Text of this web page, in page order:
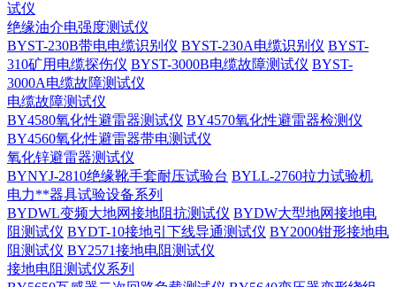
试仪
绝缘油介电强度测试仪
BYST-230B带电电缆识别仪 BYST-230A电缆识别仪 BYST-
310矿用电缆探伤仪 BYST-3000B电缆故障测试仪 BYST-
3000A电缆故障测试仪
电缆故障测试仪
BY4580氧化性避雷器测试仪 BY4570氧化性避雷器检测仪
BY4560氧化性避雷器带电测试仪
氧化锌避雷器测试仪
BYNYJ-2810绝缘靴手套耐压试验台 BYLL-2760拉力试验机
电力**器具试验设备系列
BYDWL变频大地网接地阻抗测试仪 BYDW大型地网接地电
阻测试仪 BYDT-10接地引下线导通测试仪 BY2000钳形接地电
阻测试仪 BY2571接地电阻测试仪
接地电阻测试仪系列